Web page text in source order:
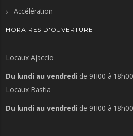
Accélération
HORAIRES D'OUVERTURE
Locaux Ajaccio
Du lundi au vendredi de 9H00 à 18h00
Locaux Bastia
Du lundi au vendredi de 9H00 à 18h00